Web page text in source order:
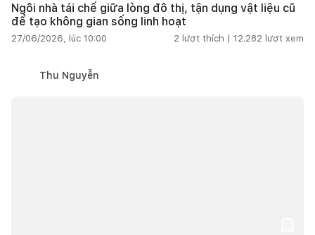
Ngôi nhà tái chế giữa lòng đô thị, tận dụng vật liệu cũ
để tạo không gian sống linh hoạt
27/06/2026, lúc 10:00 2 lượt thích | 12.282 lượt xem
Thu Nguyễn